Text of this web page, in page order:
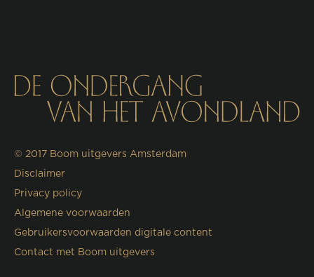
© 2017 Boom uitgevers Amsterdam
Disclaimer
Privacy policy
Algemene voorwaarden
Gebruikersvoorwaarden digitale content
Contact met Boom uitgevers